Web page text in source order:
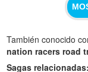
También conocido
nation racers road
Sagas relacionadas: